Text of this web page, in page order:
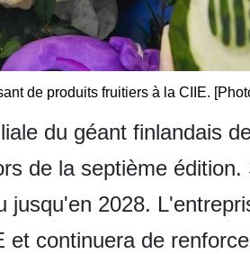
de produits fruitiers à la CIIE.
du géant finlandais
de la septième
2028.
et continuera de